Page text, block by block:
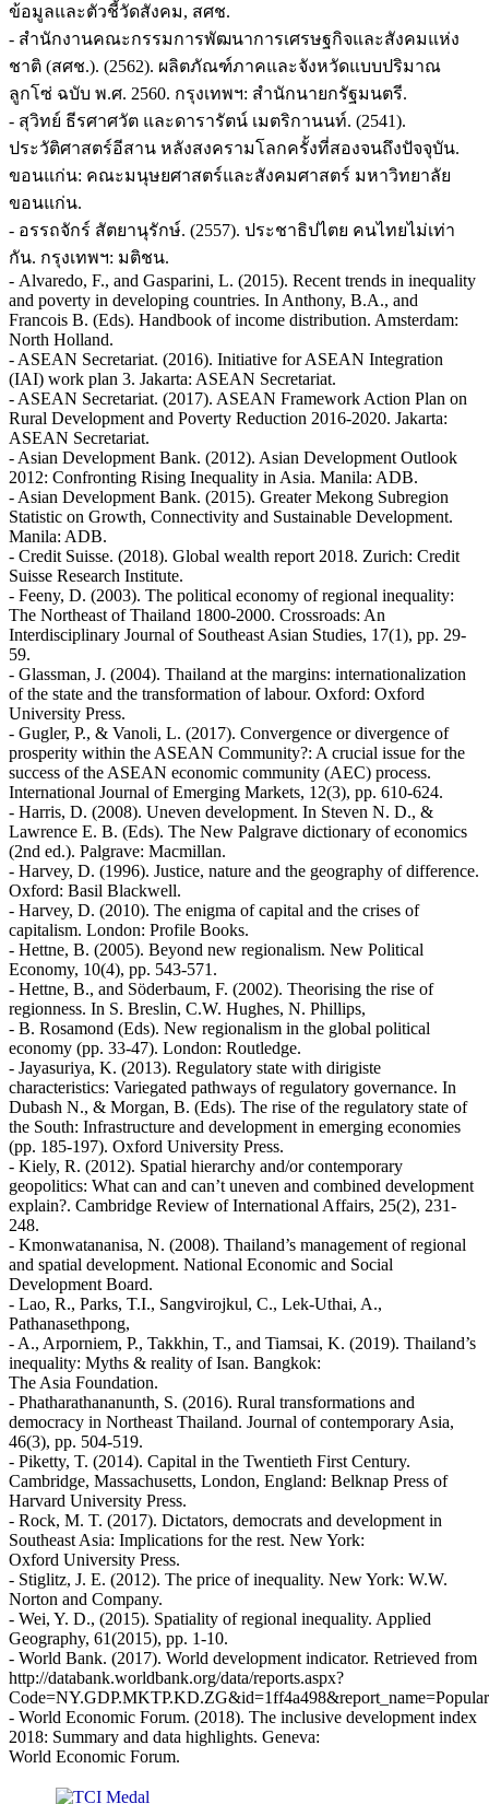
ข้อมูลและตัวชี้วัดสังคม, สศช.
- สำนักงานคณะกรรมการพัฒนาการเศรษฐกิจและสังคมแห่ง
ชาติ (สศช.). (2562). ผลิตภัณฑ์ภาคและจังหวัดแบบปริมาณ
ลูกโซ่ ฉบับ พ.ศ. 2560. กรุงเทพฯ: สำนักนายกรัฐมนตรี.
- สุวิทย์ ธีรศาศวัต และดารารัตน์ เมตริกานนท์. (2541).
ประวัติศาสตร์อีสาน หลังสงครามโลกครั้งที่สองจนถึงปัจจุบัน.
ขอนแก่น: คณะมนุษยศาสตร์และสังคมศาสตร์ มหาวิทยาลัย
ขอนแก่น.
- อรรถจักร์ สัตยานุรักษ์. (2557). ประชาธิปไตย คนไทยไม่เท่า
กัน. กรุงเทพฯ: มติชน.
- Alvaredo, F., and Gasparini, L. (2015). Recent trends in inequality
and poverty in developing countries. In Anthony, B.A., and
Francois B. (Eds). Handbook of income distribution. Amsterdam:
North Holland.
- ASEAN Secretariat. (2016). Initiative for ASEAN Integration
(IAI) work plan 3. Jakarta: ASEAN Secretariat.
- ASEAN Secretariat. (2017). ASEAN Framework Action Plan on
Rural Development and Poverty Reduction 2016-2020. Jakarta:
ASEAN Secretariat.
- Asian Development Bank. (2012). Asian Development Outlook
2012: Confronting Rising Inequality in Asia. Manila: ADB.
- Asian Development Bank. (2015). Greater Mekong Subregion
Statistic on Growth, Connectivity and Sustainable Development.
Manila: ADB.
- Credit Suisse. (2018). Global wealth report 2018. Zurich: Credit
Suisse Research Institute.
- Feeny, D. (2003). The political economy of regional inequality:
The Northeast of Thailand 1800-2000. Crossroads: An
Interdisciplinary Journal of Southeast Asian Studies, 17(1), pp. 29-
59.
- Glassman, J. (2004). Thailand at the margins: internationalization
of the state and the transformation of labour. Oxford: Oxford
University Press.
- Gugler, P., & Vanoli, L. (2017). Convergence or divergence of
prosperity within the ASEAN Community?: A crucial issue for the
success of the ASEAN economic community (AEC) process.
International Journal of Emerging Markets, 12(3), pp. 610-624.
- Harris, D. (2008). Uneven development. In Steven N. D., &
Lawrence E. B. (Eds). The New Palgrave dictionary of economics
(2nd ed.). Palgrave: Macmillan.
- Harvey, D. (1996). Justice, nature and the geography of difference.
Oxford: Basil Blackwell.
- Harvey, D. (2010). The enigma of capital and the crises of
capitalism. London: Profile Books.
- Hettne, B. (2005). Beyond new regionalism. New Political
Economy, 10(4), pp. 543-571.
- Hettne, B., and Söderbaum, F. (2002). Theorising the rise of
regionness. In S. Breslin, C.W. Hughes, N. Phillips,
- B. Rosamond (Eds). New regionalism in the global political
economy (pp. 33-47). London: Routledge.
- Jayasuriya, K. (2013). Regulatory state with dirigiste
characteristics: Variegated pathways of regulatory governance. In
Dubash N., & Morgan, B. (Eds). The rise of the regulatory state of
the South: Infrastructure and development in emerging economies
(pp. 185-197). Oxford University Press.
- Kiely, R. (2012). Spatial hierarchy and/or contemporary
geopolitics: What can and can’t uneven and combined development
explain?. Cambridge Review of International Affairs, 25(2), 231-
248.
- Kmonwatananisa, N. (2008). Thailand’s management of regional
and spatial development. National Economic and Social
Development Board.
- Lao, R., Parks, T.I., Sangvirojkul, C., Lek-Uthai, A.,
Pathanasethpong,
- A., Arporniem, P., Takkhin, T., and Tiamsai, K. (2019). Thailand’s
inequality: Myths & reality of Isan. Bangkok:
The Asia Foundation.
- Phatharathananunth, S. (2016). Rural transformations and
democracy in Northeast Thailand. Journal of contemporary Asia,
46(3), pp. 504-519.
- Piketty, T. (2014). Capital in the Twentieth First Century.
Cambridge, Massachusetts, London, England: Belknap Press of
Harvard University Press.
- Rock, M. T. (2017). Dictators, democrats and development in
Southeast Asia: Implications for the rest. New York:
Oxford University Press.
- Stiglitz, J. E. (2012). The price of inequality. New York: W.W.
Norton and Company.
- Wei, Y. D., (2015). Spatiality of regional inequality. Applied
Geography, 61(2015), pp. 1-10.
- World Bank. (2017). World development indicator. Retrieved from
http://databank.worldbank.org/data/reports.aspx?
- World Economic Forum. (2018). The inclusive development index
2018: Summary and data highlights. Geneva:
World Economic Forum.